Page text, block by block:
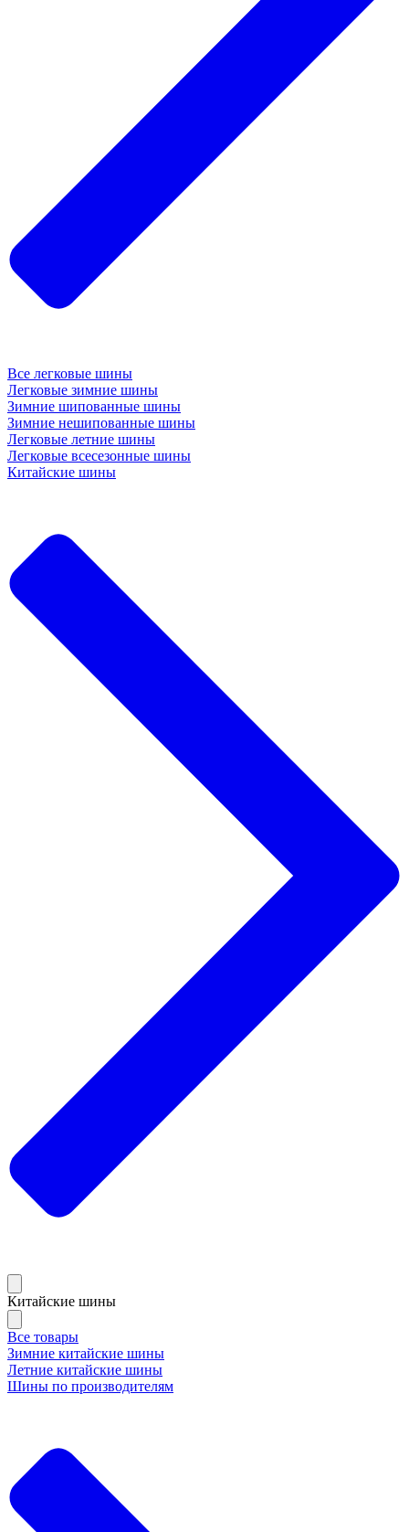
Все легковые шины
Легковые зимние шины
Зимние шипованные шины
Зимние нешипованные шины
Легковые летние шины
Легковые всесезонные шины
Китайские шины
Китайские шины
Все товары
Зимние китайские шины
Летние китайские шины
Шины по производителям